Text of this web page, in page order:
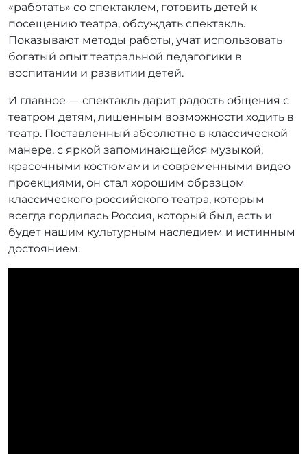
«работать» со спектаклем, готовить детей к
посещению театра, обсуждать спектакль.
Показывают методы работы, учат использовать
богатый опыт театральной педагогики в
воспитании и развитии детей.
И главное — спектакль дарит радость общения с
театром детям, лишенным возможности ходить в
театр. Поставленный абсолютно в классической
манере, с яркой запоминающейся музыкой,
красочными костюмами и современными видео
проекциями, он стал хорошим образцом
классического российского театра, которым
всегда гордилась Россия, который был, есть и
будет нашим культурным наследием и истинным
достоянием.